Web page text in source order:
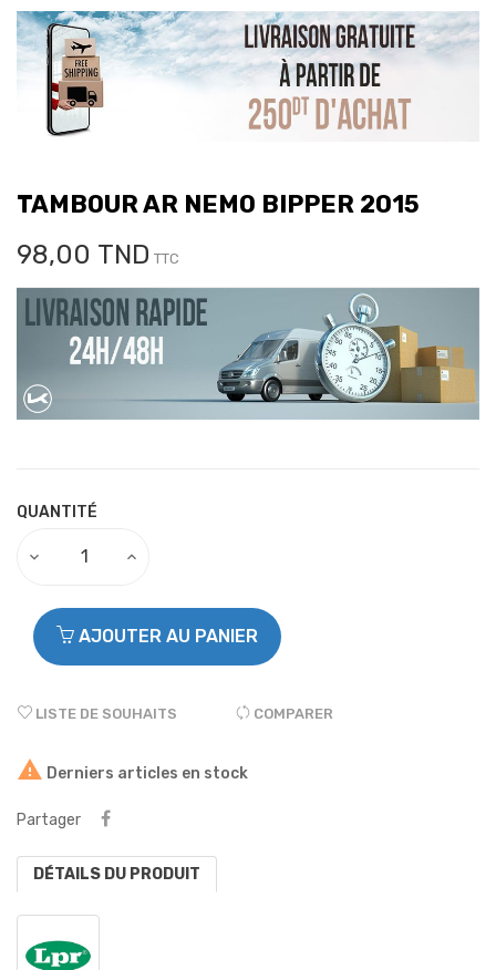
TAMBOUR AR NEMO BIPPER 2015
98,00 TND TTC
QUANTITÉ
AJOUTER AU PANIER
LISTE DE SOUHAITS COMPARER
 Derniers articles en stock
Partager
DÉTAILS DU PRODUIT